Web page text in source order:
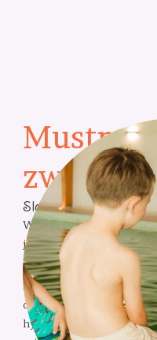
Mustmove
Sla je schoolslag!
Wil je graag leren
je schoolslag met
Mustmove geeft
die speciaal zijn
hygiëne. We kiezen